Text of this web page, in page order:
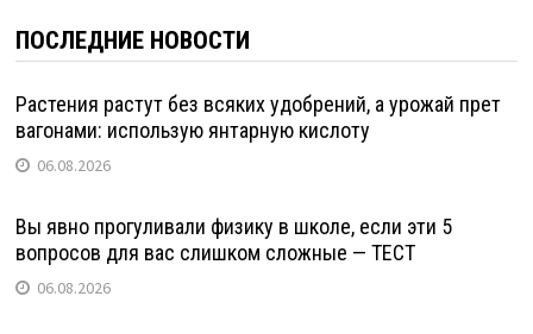
ПОСЛЕДНИЕ НОВОСТИ
Растения растут без всяких удобрений, а урожай прет
вагонами: использую янтарную кислоту
06.08.2026
Вы явно прогуливали физику в школе, если эти 5
вопросов для вас слишком сложные — ТЕСТ
06.08.2026